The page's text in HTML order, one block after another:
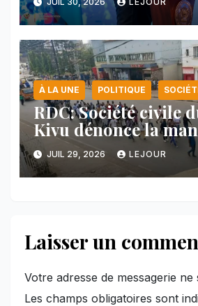
face au Rwanda
À LA UNE POLITIQUE
RDC: Société civile
Kivu dénonce la
des manifestations
l’AFC/M23
JUIL 29, 2026 LEJOUR
Laisser un
Votre adresse de messagerie ne
Les champs obligatoires sont